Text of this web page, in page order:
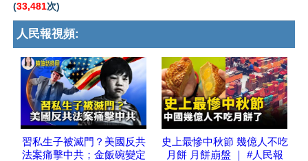
(33,481次)
人民報視頻:
習私生子被滅門？美國反共
法案痛擊中共；金飯碗變定
史上最慘中秋節 幾億人不吃
月餅 月餅崩盤 ｜ #人民報